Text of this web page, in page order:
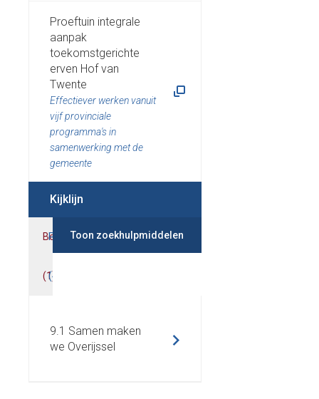
Proeftuin integrale
aanpak
toekomstgerichte
erven Hof van
Twente
Effectiever werken vanuit
vijf provinciale
programma's in
samenwerking met de
gemeente
Kijklijn
Toon zoekhulpmiddelen
Beleidsdoelen
(1)
Prestaties
(4
Indicatoren
Kengetallen
9.1 Samen maken
we Overijssel